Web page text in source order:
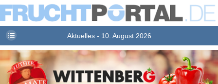
Aktuelles - 10. August 2026